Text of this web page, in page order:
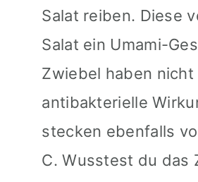
Salat reiben. Diese
Salat ein Umami-
Zwiebel haben nicht
antibakterielle
stecken ebenfalls
C. Wusstest du das